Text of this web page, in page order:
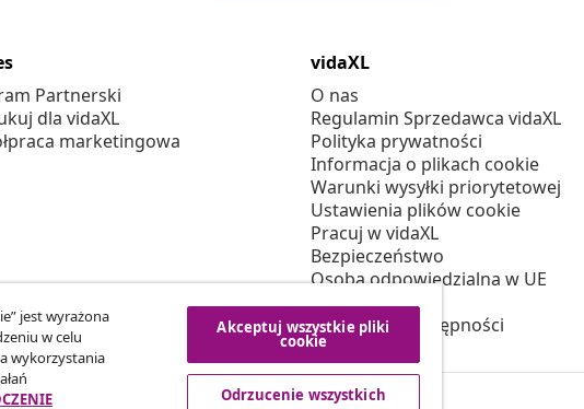
Partnerski
dla vidaXL
marketingowa
vidaXL
O nas
Regulamin Sprzedawca vidaXL
Polityka prywatności
Informacja o plikach cookie
Warunki wysyłki priorytetowej
Ustawienia plików cookie
Pracuj w vidaXL
Bezpieczeństwo
Osoba odpowiedzialna w UE
Polityką EPR
Deklaracja dostępności
jest wyrażona
w celu
wykorzystania
Akceptuj wszystkie pliki
cookie
Odrzucenie wszystkich